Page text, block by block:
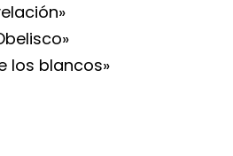
los blancos»